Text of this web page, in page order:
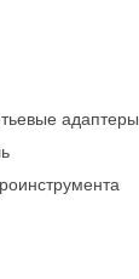
адаптеры